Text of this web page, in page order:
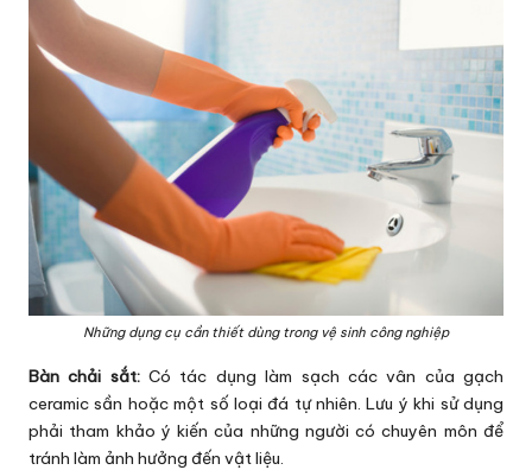
Những dụng cụ cần thiết dùng trong vệ sinh công nghiệp
Bàn chải sắt:Có tác dụng làm sạch các vân của gạch
ceramic sần hoặc một số loại đá tự nhiên. Lưu ý khi sử dụng
phải tham khảo ý kiến của những người có chuyên môn để
tránh làm ảnh hưởng đến vật liệu.